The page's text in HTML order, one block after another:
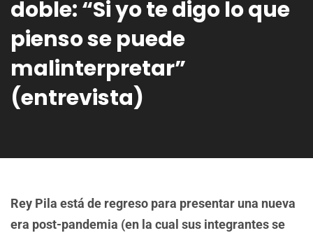
doble: “Si yo te digo lo que
pienso se puede
malinterpretar”
(entrevista)
Rey Pila está de regreso para presentar una nueva
era post-pandemia (en la cual sus integrantes se